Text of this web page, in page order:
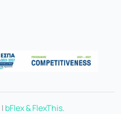
bFlex & FlexThis.